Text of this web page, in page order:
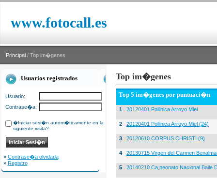
www.fotocall.es
Principal / Top im�genes
Usuarios registrados
Usuario:
Contrase�a:
�Iniciar sesi�n autom�ticamente en la
siguiente visita?
» Contrase�a olvidada
» Registro
Top im�genes
Top 5 im�genes por puntuaci�n
1 20120401 Pollinica Arroyo Miel
2 20120401 Pollinica Arroyo Miel (24)
3 20120610 CORPUS CHRISTI (9)
4 20130715 Virgen del Carmen
5 20140210 Ca,peonato Nacional Baile